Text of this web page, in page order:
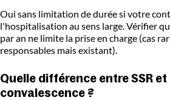
Oui sans limitation de durée si votre
l'hospitalisation au sens large. Vérifier
par an ne limite la prise en charge (cas
responsables mais existant).
Quelle différence entre SSR
convalescence ?